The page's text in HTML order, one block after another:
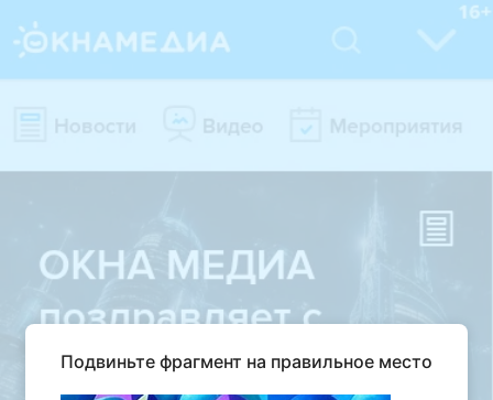
Подвиньте фрагмент на правильное место